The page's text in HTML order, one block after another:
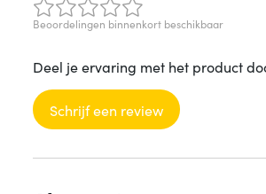
Beoordelingen binnenkort beschikbaar
Deel je ervaring met het product
Schrijf een review